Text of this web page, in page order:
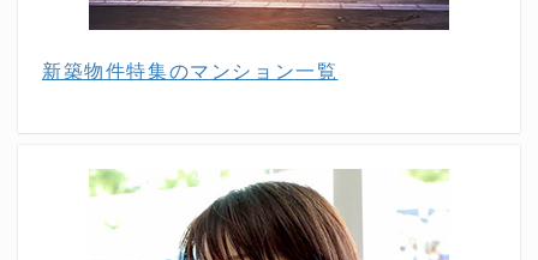
新築物件特集のマンション一覧